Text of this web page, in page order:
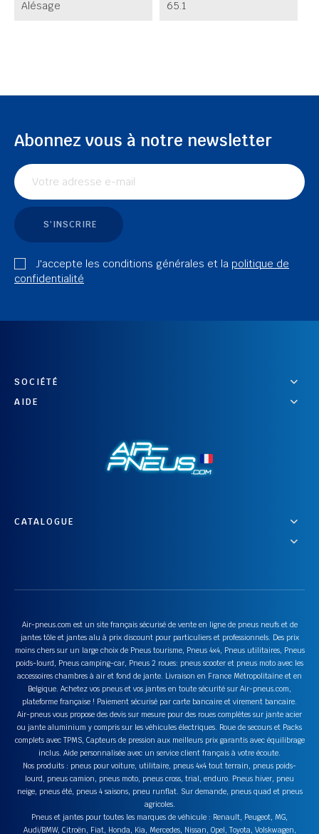
Alésage 65.1
Abonnez vous à notre newsletter
S'INSCRIRE
J'accepte les conditions générales et la politique de
confidentialité
SOCIÉTÉ
AIDE
CATALOGUE
Air-pneus.com est un site français sécurisé de vente en ligne de pneus neufs et de
jantes tôle et jantes alu à prix discount pour particuliers et professionnels. Des prix
moins chers sur un large choix de Pneus tourisme, Pneus 4x4, Pneus utilitaires, Pneus
poids-lourd, Pneus camping-car, Pneus 2 roues: pneus scooter et pneus moto avec les
accessoires chambres à air et fond de jante. Livraison en France Métropolitaine et en
Belgique. Achetez vos pneus et vos jantes en toute sécurité sur Air-pneus.com,
plateforme française ! Paiement sécurisé par carte bancaire et virement bancaire.
Air-pneus vous propose des devis sur mesure pour des roues complètes sur jante acier
ou jante aluminium y compris sur les véhicules électriques. Roue de secours et Packs
complets avec TPMS, Capteurs de pression aux meilleurs prix garantis avec équilibrage
inclus. Aide personnalisée avec un service client français à votre écoute.
Nos produits : pneus pour voiture, utilitaire, pneus 4x4 tout terrain, pneus poids-
lourd, pneus camion, pneus moto, pneus cross, trial, enduro. Pneus hiver, pneu
neige, pneus été, pneus 4 saisons, pneu runflat. Sur demande, pneus quad et pneus
agricoles.
Pneus et jantes pour toutes les marques de véhicule : Renault, Peugeot, MG,
Audi/BMW, Citroën, Fiat, Honda, Kia, Mercedes, Nissan, Opel, Toyota, Volskwagen,